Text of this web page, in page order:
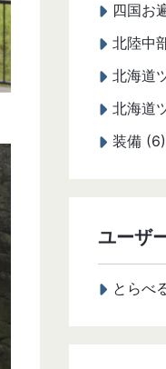
四国お
北陸中
北海道
北海道
装備 (6)
ユーザ
とらべ